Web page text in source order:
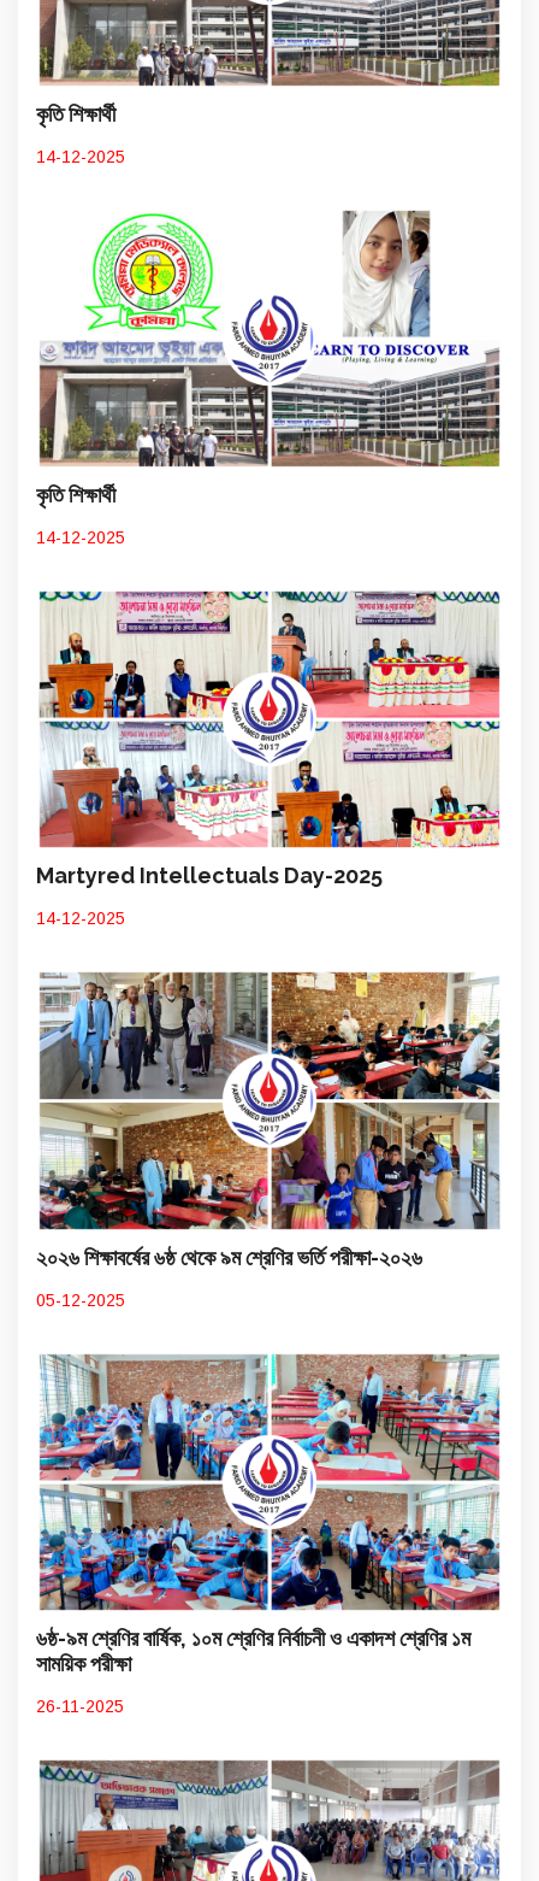
কৃতি শিক্ষার্থী
14-12-2025
কৃতি শিক্ষার্থী
14-12-2025
Martyred Intellectuals Day-2025
14-12-2025
২০২৬ শিক্ষাবর্ষের ৬ষ্ঠ থেকে ৯ম শ্রেণির ভর্তি পরীক্ষা-২০২৬
05-12-2025
৬ষ্ঠ-৯ম শ্রেণির বার্ষিক, ১০ম শ্রেণির নির্বাচনী ও একাদশ শ্রেণির ১ম
সাময়িক পরীক্ষা
26-11-2025